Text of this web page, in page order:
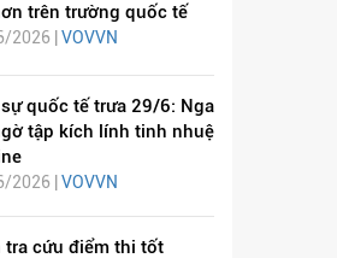
trên trường quốc tế
2026 | VOVVN
quốc tế trưa 29/6: Nga
tập kích lính tinh nhuệ
2026 | VOVVN
tra cứu điểm thi tốt